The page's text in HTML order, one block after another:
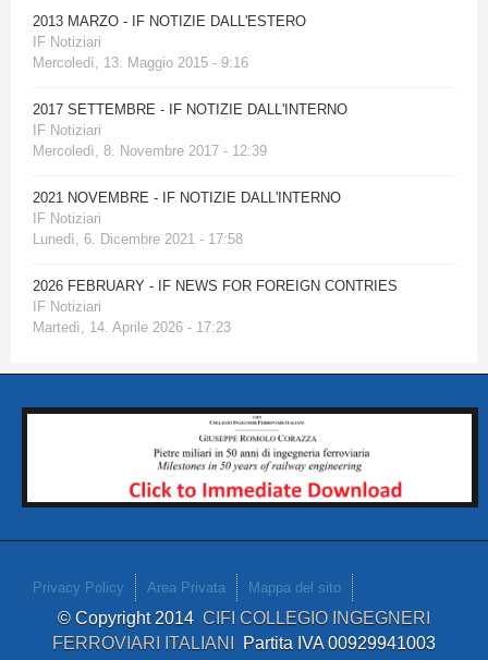
2013 MARZO - IF NOTIZIE DALL'ESTERO
IF Notiziari
Mercoledì, 13. Maggio 2015 - 9:16
2017 SETTEMBRE - IF NOTIZIE DALL'INTERNO
IF Notiziari
Mercoledì, 8. Novembre 2017 - 12:39
2021 NOVEMBRE - IF NOTIZIE DALL'INTERNO
IF Notiziari
Lunedì, 6. Dicembre 2021 - 17:58
2026 FEBRUARY - IF NEWS FOR FOREIGN CONTRIES
IF Notiziari
Martedì, 14. Aprile 2026 - 17:23
Privacy Policy Area Privata Mappa del sito
© Copyright 2014 CIFI COLLEGIO INGEGNERI
FERROVIARI ITALIANI Partita IVA 00929941003